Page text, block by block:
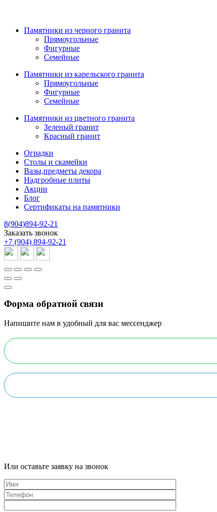
Памятники из черного гранита
Прямоугольные
Фигурные
Семейные
Памятники из карельского гранита
Прямоугольные
Фигурные
Семейные
Памятники из цветного гранита
Зеленый гранит
Красный гранит
Оградки
Столы и скамейки
Вазы,предметы декора
Надгробные плиты
Акции
Блог
Сертификаты на памятники
8(904)894-92-21
Заказать звонок
+7 (904) 894-92-21
Форма обратной связи
Напишите нам в удобный для вас мессенджер
Или оставьте заявку на звонок